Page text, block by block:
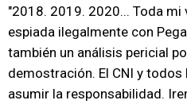
"2018. 2019. 2020... Toda mi
espiada ilegalmente con
también un análisis pericial
demostración. El CNI y
asumir la responsabilidad.